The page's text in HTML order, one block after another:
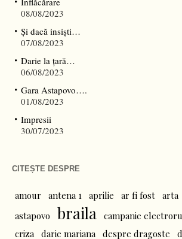
08/08/2023
Și dacă insiști…
07/08/2023
Darie la țară…
06/08/2023
Gara Astapovo….
01/08/2023
Impresii
30/07/2023
CITEȘTE DESPRE
amour antena 1 aprilie ar fi fost arta
astapovo
braila campanie
criza darie mariana despre dragoste